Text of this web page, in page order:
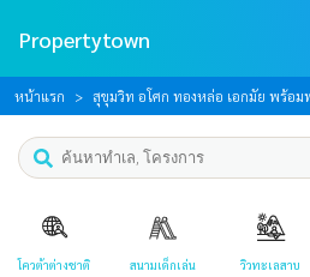
Propertytown
หน้าแรก สุขุมวิท อโศก ทองหล่อ เอกมัย พร้อ
โควต้าต่างชาติ สนามเด็กเล่น วิวทะเลสาบ